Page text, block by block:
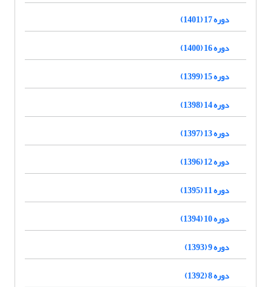
دوره 17 (1401)
دوره 16 (1400)
دوره 15 (1399)
دوره 14 (1398)
دوره 13 (1397)
دوره 12 (1396)
دوره 11 (1395)
دوره 10 (1394)
دوره 9 (1393)
دوره 8 (1392)